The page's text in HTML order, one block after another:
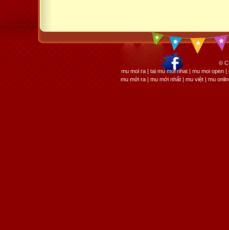
©
mu moi ra | tai mu moi nhat | mu moi open
mu mới ra | mu mới nhất | mu việt | mu